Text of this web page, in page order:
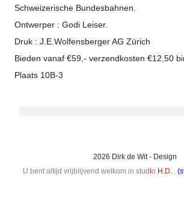
Schweizerische Bundesbahnen.
Ontwerper : Godi Leiser.
Druk : J.E.Wolfensberger AG Zürich
Bieden vanaf €59,- verzendkosten €12,50
Plaats 10B-3
2026 Dirk de Wit - Design
U bent altijd vrijblijvend welkom in studio H.D...